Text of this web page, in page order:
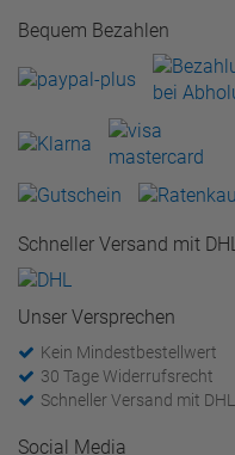
Bequem Bezahlen
Schneller Versand mit
Unser Versprechen
Kein Mindestbestellwert
30 Tage Widerrufsrecht
Schneller Versand mit DHL
Social Media